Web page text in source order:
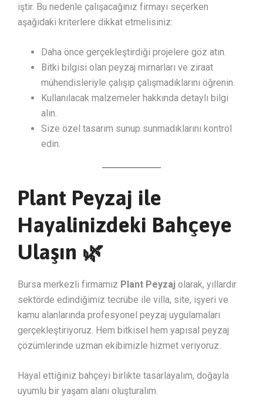
iştir. Bu nedenle çalışacağınız firmayı seçerken
aşağıdaki kriterlere dikkat etmelisiniz:
Daha önce gerçekleştirdiği projelere göz atın.
Bitki bilgisi olan peyzaj mimarları ve ziraat
mühendisleriyle çalışıp çalışmadıklarını öğrenin.
Kullanılacak malzemeler hakkında detaylı bilgi
alın.
Size özel tasarım sunup sunmadıklarını kontrol
edin.
Plant Peyzaj ile
Hayalinizdeki Bahçeye
Ulaşın 🌿
Bursa merkezli firmamız Plant Peyzaj olarak, yıllardır
sektörde edindiğimiz tecrübe ile villa, site, işyeri ve
kamu alanlarında profesyonel peyzaj uygulamaları
gerçekleştiriyoruz. Hem bitkisel hem yapısal peyzaj
çözümlerinde uzman ekibimizle hizmet veriyoruz.
Hayal ettiğiniz bahçeyi birlikte tasarlayalım, doğayla
uyumlu bir yaşam alanı oluşturalım.